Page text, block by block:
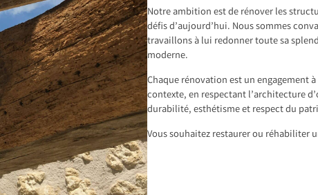
Notre ambition est de rénover les
défis d’aujourd’hui. Nous sommes
travaillons à lui redonner toute sa
moderne.
Chaque rénovation est un engagement
contexte, en respectant l’architecture
durabilité, esthétisme et respect du
Vous souhaitez restaurer ou réhabiliter